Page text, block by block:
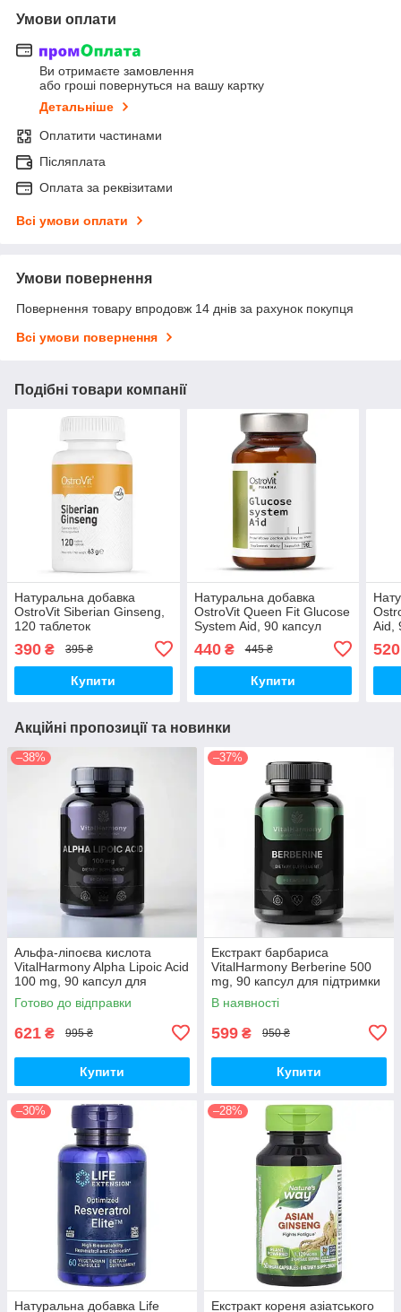
Умови оплати
Ви отримаєте замовлення
або гроші повернуться на вашу картку
Детальніше
Оплатити частинами
Післяплата
Оплата за реквізитами
Всі умови оплати
Умови повернення
Повернення товару впродовж 14 днів за рахунок покупця
Всі умови повернення
Подібні товари компанії
Натуральна добавка
OstroVit Siberian Ginseng,
120 таблеток
390 ₴ 395 ₴
Купити
Натуральна добавка
OstroVit Queen Fit Glucose
System Aid, 90 капсул
440₴ 445 ₴
Купити
Aid,
520
Акційні пропозиції та новинки
–38%
Альфа-ліпоєва кислота
VitalHarmony Alpha Lipoic Acid
100 mg, 90 капсул для
антиоксидантного захисту
Готово до відправки
621 ₴ 995 ₴
Купити
–37%
Екстракт барбариса
VitalHarmony Berberine 500
mg, 90 капсул для підтримки
рівня цукру в крові
В наявності
599 ₴ 950 ₴
Купити
–30%
Натуральна добавка Life
–28%
Екстракт кореня азіатського